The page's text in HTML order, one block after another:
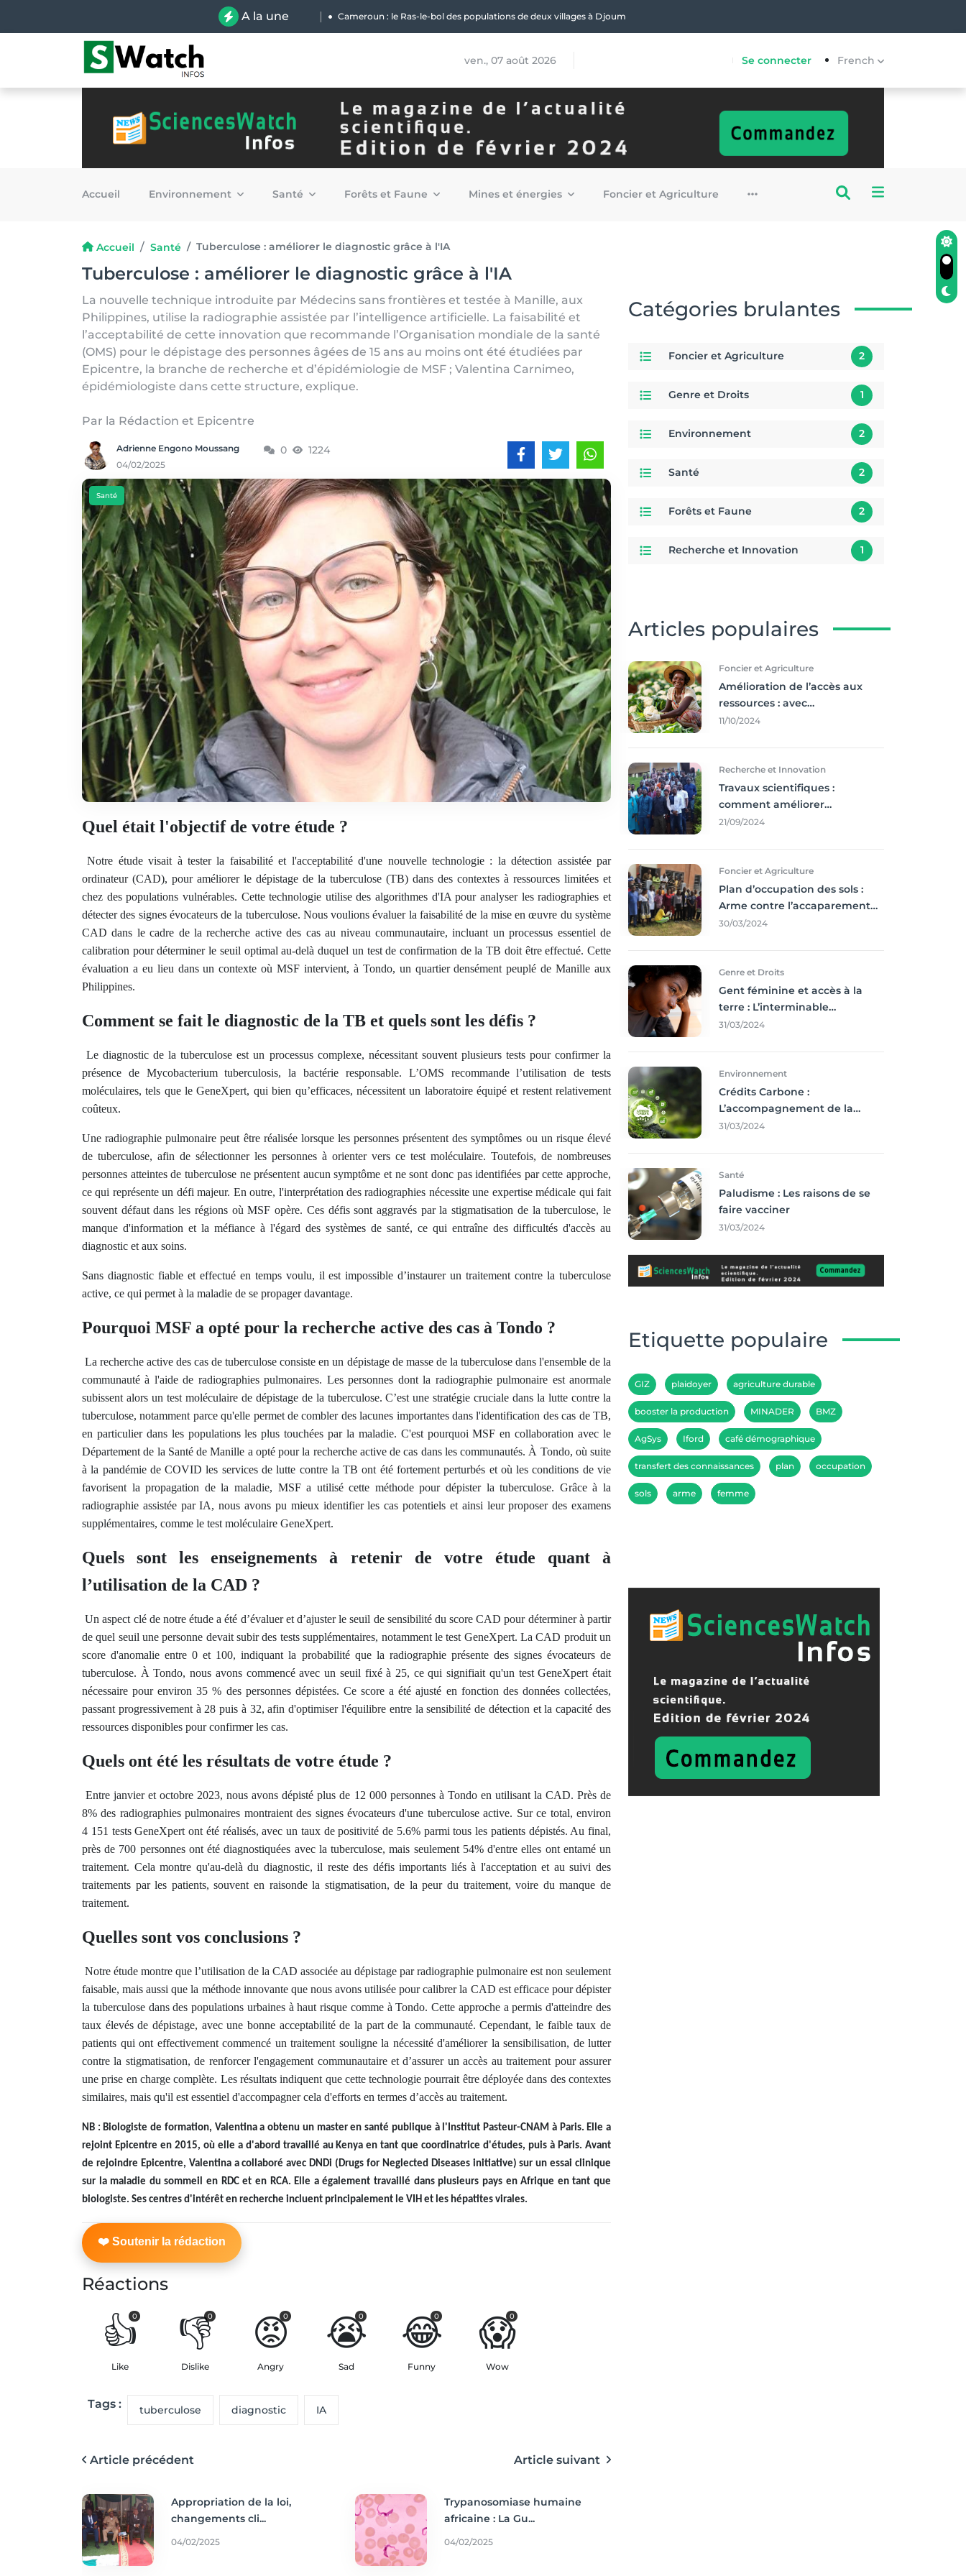
A la une | Cameroun : le Ras-le-bol des populations de deux villages à Djoum
ven., 07 août 2026 Se connecter French
Accueil Environnement Santé Forêts et Faune Mines et énergies Foncier et Agriculture
Accueil Santé Tuberculose : améliorer le diagnostic grâce à l'IA
Tuberculose : améliorer le diagnostic grâce à l'IA
La nouvelle technique introduite par Médecins sans frontières et testée à Manille, aux
Philippines, utilise la radiographie assistée par l’intelligence artificielle. La faisabilité et
l’acceptabilité de cette innovation que recommande l’Organisation mondiale de la santé
(OMS) pour le dépistage des personnes âgées de 15 ans au moins ont été étudiées par
Epicentre, la branche de recherche et d’épidémiologie de MSF ; Valentina Carnimeo,
épidémiologiste dans cette structure, explique.
Par la Rédaction et Epicentre
Adrienne Engono Moussang
04/02/2025
0 1224
Santé
Quel était l'objectif de votre étude ?
Notre étude visait à tester la faisabilité et l'acceptabilité d'une nouvelle technologie : la détection assistée par
ordinateur (CAD), pour améliorer le dépistage de la tuberculose (TB) dans des contextes à ressources limitées et
chez des populations vulnérables. Cette technologie utilise des algorithmes d'IA pour analyser les radiographies et
détecter des signes évocateurs de la tuberculose. Nous voulions évaluer la faisabilité de la mise en œuvre du système
CAD dans le cadre de la recherche active des cas au niveau communautaire, incluant un processus essentiel de
calibration pour déterminer le seuil optimal au-delà duquel un test de confirmation de la TB doit être effectué. Cette
évaluation a eu lieu dans un contexte où MSF intervient, à Tondo, un quartier densément peuplé de Manille aux
Philippines.
Comment se fait le diagnostic de la TB et quels sont les défis ?
Le diagnostic de la tuberculose est un processus complexe, nécessitant souvent plusieurs tests pour confirmer la
présence de Mycobacterium tuberculosis, la bactérie responsable. L’OMS recommande l’utilisation de tests
moléculaires, tels que le GeneXpert, qui bien qu’efficaces, nécessitent un laboratoire équipé et restent relativement
coûteux.
Une radiographie pulmonaire peut être réalisée lorsque les personnes présentent des symptômes ou un risque élevé
de tuberculose, afin de sélectionner les personnes à orienter vers ce test moléculaire. Toutefois, de nombreuses
personnes atteintes de tuberculose ne présentent aucun symptôme et ne sont donc pas identifiées par cette approche,
ce qui représente un défi majeur. En outre, l'interprétation des radiographies nécessite une expertise médicale qui fait
souvent défaut dans les régions où MSF opère. Ces défis sont aggravés par la stigmatisation de la tuberculose, le
manque d'information et la méfiance à l'égard des systèmes de santé, ce qui entraîne des difficultés d'accès au
diagnostic et aux soins.
Sans diagnostic fiable et effectué en temps voulu, il est impossible d’instaurer un traitement contre la tuberculose
active, ce qui permet à la maladie de se propager davantage.
Pourquoi MSF a opté pour la recherche active des cas à Tondo ?
La recherche active des cas de tuberculose consiste en un dépistage de masse de la tuberculose dans l'ensemble de la
communauté à l'aide de radiographies pulmonaires. Les personnes dont la radiographie pulmonaire est anormale
subissent alors un test moléculaire de dépistage de la tuberculose. C’est une stratégie cruciale dans la lutte contre la
tuberculose, notamment parce qu'elle permet de combler des lacunes importantes dans l'identification des cas de TB,
en particulier dans les populations les plus touchées par la maladie. C'est pourquoi MSF en collaboration avec le
Département de la Santé de Manille a opté pour la recherche active de cas dans les communautés. À Tondo, où suite
à la pandémie de COVID les services de lutte contre la TB ont été fortement perturbés et où les conditions de vie
favorisent la propagation de la maladie, MSF a utilisé cette méthode pour dépister la tuberculose. Grâce à la
radiographie assistée par IA, nous avons pu mieux identifier les cas potentiels et ainsi leur proposer des examens
supplémentaires, comme le test moléculaire GeneXpert.
Quels sont les enseignements à retenir de votre étude quant à
l’utilisation de la CAD ?
Un aspect clé de notre étude a été d’évaluer et d’ajuster le seuil de sensibilité du score CAD pour déterminer à partir
de quel seuil une personne devait subir des tests supplémentaires, notamment le test GeneXpert. La CAD produit un
score d'anomalie entre 0 et 100, indiquant la probabilité que la radiographie présente des signes évocateurs de
tuberculose. À Tondo, nous avons commencé avec un seuil fixé à 25, ce qui signifiait qu'un test GeneXpert était
nécessaire pour environ 35 % des personnes dépistées. Ce score a été ajusté en fonction des données collectées,
passant progressivement à 28 puis à 32, afin d'optimiser l'équilibre entre la sensibilité de détection et la capacité des
ressources disponibles pour confirmer les cas.
Quels ont été les résultats de votre étude ?
Entre janvier et octobre 2023, nous avons dépisté plus de 12 000 personnes à Tondo en utilisant la CAD. Près de
8% des radiographies pulmonaires montraient des signes évocateurs d'une tuberculose active. Sur ce total, environ
4 151 tests GeneXpert ont été réalisés, avec un taux de positivité de 5.6% parmi tous les patients dépistés. Au final,
près de 700 personnes ont été diagnostiquées avec la tuberculose, mais seulement 54% d'entre elles ont entamé un
traitement. Cela montre qu'au-delà du diagnostic, il reste des défis importants liés à l'acceptation et au suivi des
traitements par les patients, souvent en raisonde la stigmatisation, de la peur du traitement, voire du manque de
traitement.
Quelles sont vos conclusions ?
Notre étude montre que l’utilisation de la CAD associée au dépistage par radiographie pulmonaire est non seulement
faisable, mais aussi que la méthode innovante que nous avons utilisée pour calibrer la CAD est efficace pour dépister
la tuberculose dans des populations urbaines à haut risque comme à Tondo. Cette approche a permis d'atteindre des
taux élevés de dépistage, avec une bonne acceptabilité de la part de la communauté. Cependant, le faible taux de
patients qui ont effectivement commencé un traitement souligne la nécessité d'améliorer la sensibilisation, de lutter
contre la stigmatisation, de renforcer l'engagement communautaire et d’assurer un accès au traitement pour assurer
une prise en charge complète. Les résultats indiquent que cette technologie pourrait être déployée dans des contextes
similaires, mais qu'il est essentiel d'accompagner cela d'efforts en termes d’accès au traitement.
NB : Biologiste de formation, Valentina a obtenu un master en santé publique à l'Institut Pasteur-CNAM à Paris. Elle a
rejoint Epicentre en 2015, où elle a d'abord travaillé au Kenya en tant que coordinatrice d'études, puis à Paris. Avant
de rejoindre Epicentre, Valentina a collaboré avec DNDi (Drugs for Neglected Diseases initiative) sur un essai clinique
sur la maladie du sommeil en RDC et en RCA. Elle a également travaillé dans plusieurs pays en Afrique en tant que
biologiste. Ses centres d'intérêt en recherche incluent principalement le VIH et les hépatites virales.
Réactions
👍
0
Like
👎
0
Dislike
😡
0
Angry
😭
0
Sad
😂
0
Funny
😱
0
Wow
Tags : tuberculose diagnostic IA
Article précédent Article suivant
Appropriation de la loi,
changements cli...
04/02/2025
Trypanosomiase humaine
africaine : La Gu...
04/02/2025
Catégories brulantes
Foncier et Agriculture 2
Genre et Droits 1
Environnement 2
Santé 2
Forêts et Faune 2
Recherche et Innovation 1
Articles populaires
Foncier et Agriculture
Amélioration de l’accès aux
ressources : avec
l'incontournable ’agriculture
11/10/2024
Recherche et Innovation
Travaux scientifiques :
comment améliorer
l’utilisation des résultats
21/09/2024
Foncier et Agriculture
Plan d’occupation des sols :
Arme contre l’accaparement
des terres
30/03/2024
Genre et Droits
Gent féminine et accès à la
terre : L’interminable
recherche des droits
31/03/2024
Environnement
Crédits Carbone :
L’accompagnement de la
Francophonie
31/03/2024
Santé
Paludisme : Les raisons de se
faire vacciner
31/03/2024
Etiquette populaire
GIZ plaidoyer agriculture durable
booster la production MINADER BMZ
AgSys Iford café démographique
transfert des connaissances plan occupation
sols arme femme